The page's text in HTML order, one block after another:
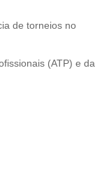
de torneios no
(ATP) e da